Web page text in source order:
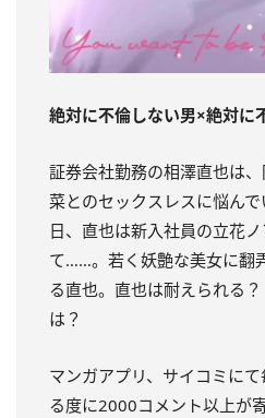
絶対に不倫しない男×絶対に
証券会社勤務の相澤直也は
菜とのセックスレスに悩ん
日、直也は新入社員の立花
て……。若く妖艶な美女に翻
る直也。直也は耐えられる
は？
マンガアプリ、サイコミに
る度に2000コメン ト以上が